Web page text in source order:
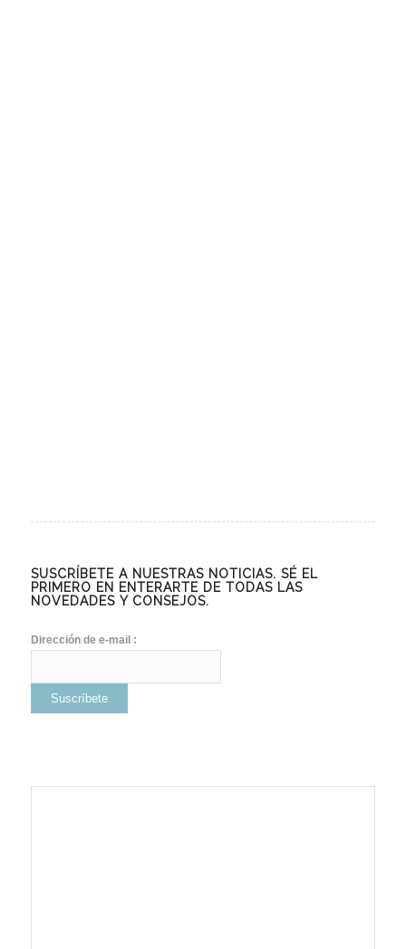
SUSCRÍBETE A NUESTRAS NOTICIAS. SÉ EL
PRIMERO EN ENTERARTE DE TODAS LAS
NOVEDADES Y CONSEJOS.
Dirección de e-mail :